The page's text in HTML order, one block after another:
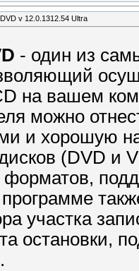
v 12.0.1312.54 Ultra
- один из
на вашем
можно
и хорошую
(DVD и
участка
остановки,